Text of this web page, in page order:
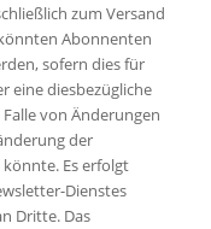
zum Versand
Abonnenten
sofern dies für
eine diesbezügliche
von Änderungen
der
Es erfolgt
Dienstes
Dritte. Das